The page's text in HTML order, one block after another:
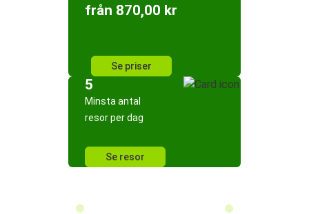
från 870,00 kr
Se priser
5
Minsta antal
resor per dag
Se resor